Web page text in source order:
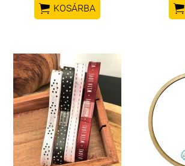
 KOSÁRBA 